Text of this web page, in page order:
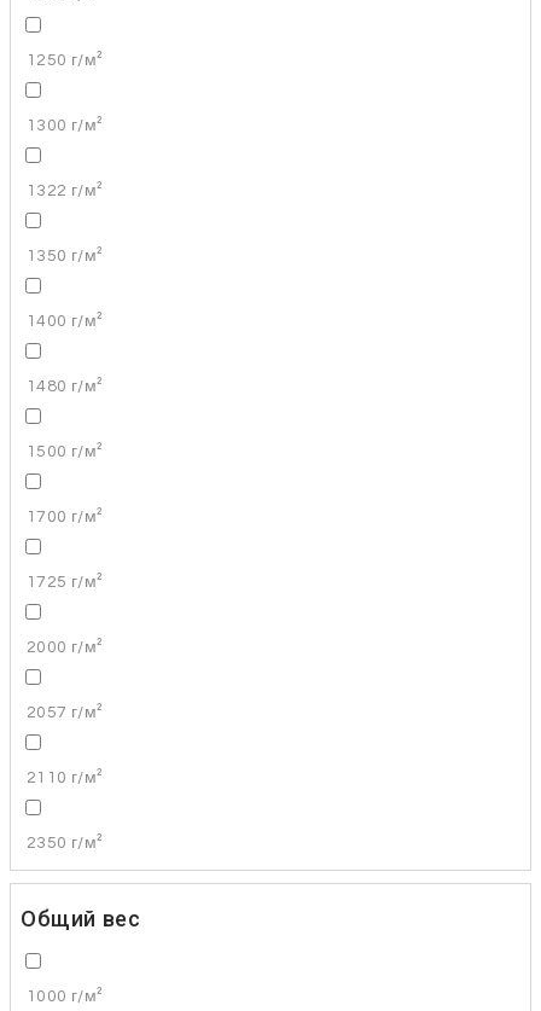
1250 г/м²
1300 г/м²
1322 г/м²
1350 г/м²
1400 г/м²
1480 г/м²
1500 г/м²
1700 г/м²
1725 г/м²
2000 г/м²
2057 г/м²
2110 г/м²
2350 г/м²
Общий вес
1000 г/м²